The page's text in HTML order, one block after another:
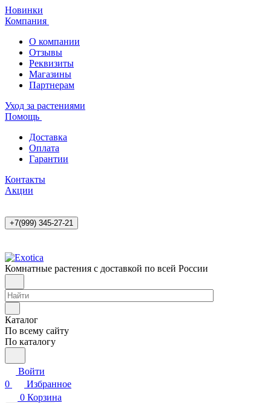
Новинки
Компания
О компании
Отзывы
Реквизиты
Магазины
Партнерам
Уход за растениями
Помощь
Доставка
Оплата
Гарантии
Контакты
Акции
+7(999) 345-27-21
Комнатные растения с доставкой по всей России
Каталог
По всему сайту
По каталогу
Войти
0
Избранное
0 Корзина